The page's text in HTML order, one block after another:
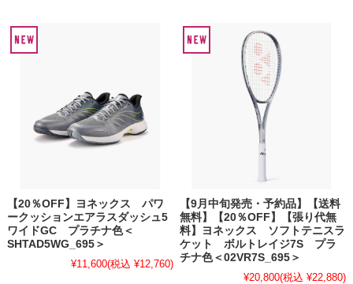
【20％OFF】ヨネックス パワ
ークッションエアラスダッシュ5
ワイドGC プラチナ色＜
SHTAD5WG_695＞
¥11,600(税込 ¥12,760)
【9月中旬発売・予約品】【送料
無料】【20％OFF】【張り代無
料】ヨネックス ソフトテニスラ
ケット ボルトレイジ7S プラ
チナ色＜02VR7S_695＞
¥20,800(税込 ¥22,880)